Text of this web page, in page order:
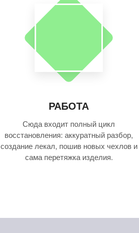
РАБОТА
Сюда входит полный цикл
восстановления: аккуратный разбор,
создание лекал, пошив новых чехлов и
сама перетяжка изделия.